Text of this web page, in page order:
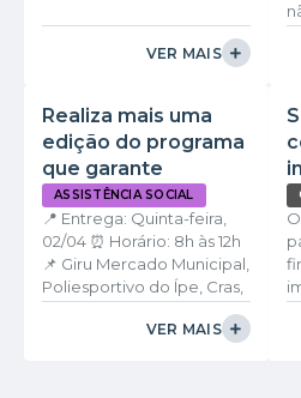
subsidiarão tecnicamente
o Projeto de Lei
2027: Participe do
Orçamento de Joaíma -
MG A Prefeitura Municipal
de Joaíma, por meio da
Secretaria Municipal de
Finanças e Planejamento,
convoca todos os
cidadãos joaimenses para
participarem da Consulta
Pública da Lei
Orçamentária Anual (LOA)
VER MAIS
o
Realiza mais uma
edição do programa
que garante
alimento na mesa
das famílias que
mais precisam
durante a Semana
Santa.
ASSISTÊNCIA SOCIAL
📍 Entrega: Quinta-feira,
02/04 ⏰ Horário: 8h às 12h
📌 Giru Mercado Municipal,
Poliesportivo do Ípe, Cras,
Cem, Escola do Curumim.
⚠️ Atenção: ✔️ Apenas para
VER MAIS